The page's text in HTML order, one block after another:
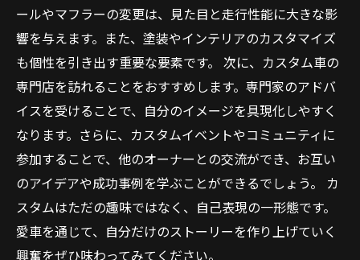
ールやマフラーの変更は、見た目と走行性能に大きな影
響を与えます。また、塗装やインテリアのカスタマイズ
も個性を引き出す重要な要素です。 次に、カスタム車の
専門店を訪れることをおすすめします。専門家のアドバ
イスを受けることで、自分のイメージを具現化しやすく
なります。さらに、カスタムイベントやコミュニティに
参加することで、他のオーナーとの交流ができ、お互い
のアイデアや成功事例を学ぶことができるでしょう。 カ
スタムはただの趣味ではなく、自己表現の一形態です。
愛車を通じて、自分だけのストーリーを作り上げていく
興奮をぜひ味わってみてください。